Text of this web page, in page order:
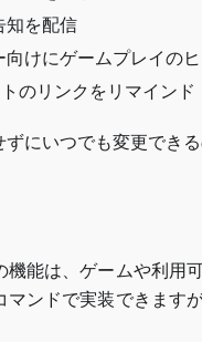
知を配信
けにゲームプレイの
のリンクをリマインド
にいつでも変更でき
機能は、ゲームや利用
ンドで実装できます